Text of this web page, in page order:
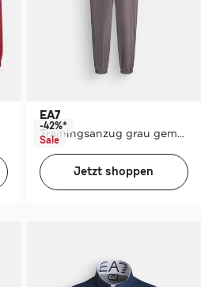
EA7
Trainingsanzug grau gemustert
-42%*
Sale
Jetzt shoppen